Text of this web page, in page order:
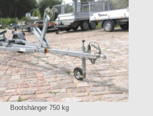
Bootshänger 750 kg